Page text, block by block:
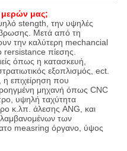
μερών μας;
stength, την υψηλές
Μετά από τη
την καλύτερη mechancial
rersistance πίεσης.
όπως η κατασκευή,
εξοπλισμός, ect.
η επιχείρηση που
μηχανή όπως CNC
υψηλή ταχύτητα
κ.λπ. άλεσης ANG, και
των
measring όργανο, ύψος